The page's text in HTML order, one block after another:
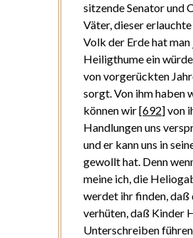
sitzende Senator und
Väter, dieser
Volk der Erde hat
Heiligthume ein
von vorgerückten
sorgt. Von ihm haben
können wir[692]von
Handlungen uns
und er kann uns in
gewollt hat. Denn
meine ich, die
werdet ihr finden, daß
verhüten, daß Kinder
Unterschreiben